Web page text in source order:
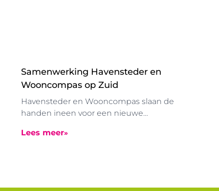
Samenwerking Havensteder en
Wooncompas op Zuid
Havensteder en Wooncompas slaan de
handen ineen voor een nieuwe
Voornaamste doel: het borgen van de
Lees meer